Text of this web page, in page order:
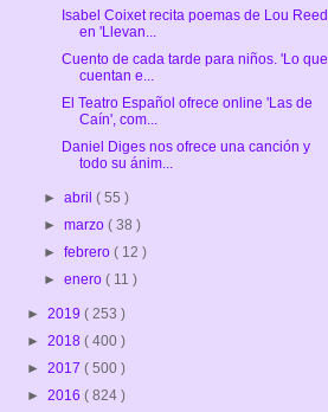
Isabel Coixet recita poemas de Lou Reed
en 'Llevan...
Cuento de cada tarde para niños. 'Lo que
cuentan e...
El Teatro Español ofrece online 'Las de
Caín', com...
Daniel Diges nos ofrece una canción y
todo su ánim...
►abril( 55 )
►marzo( 38 )
►febrero( 12 )
►enero( 11 )
► 2019 ( 253 )
► 2018 ( 400 )
► 2017 ( 500 )
► 2016 ( 824 )